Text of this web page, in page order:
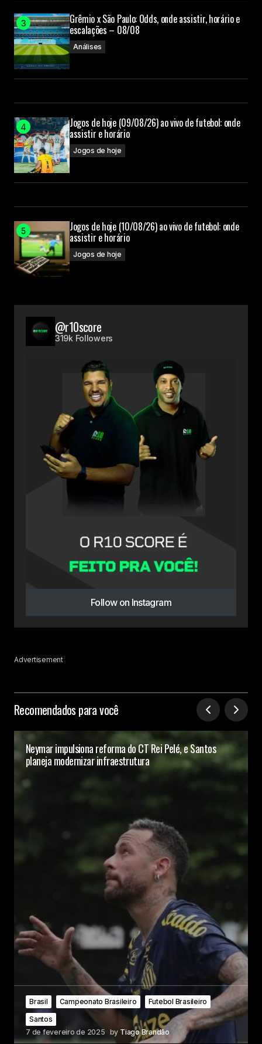
Grêmio x São Paulo: Odds, onde assistir, horário e
escalações – 08/08
Análises
Jogos de hoje (09/08/26) ao vivo de futebol: onde
assistir e horário
Jogos de hoje
Jogos de hoje (10/08/26) ao vivo de futebol: onde
assistir e horário
Jogos de hoje
@r10score
319k Followers
Follow on Instagram
Advertisement
Recomendados para você
Neymar impulsiona reforma do CT Rei Pelé, e Santos
planeja modernizar infraestrutura
Brasil Campeonato Brasileiro
Futebol Brasileiro
Santos
7 de fevereiro de 2025 by Tiago Brandão